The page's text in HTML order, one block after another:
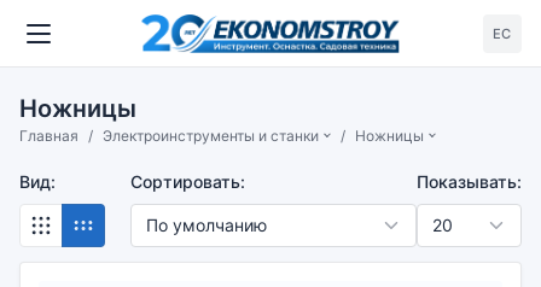
ЕС
Ножницы
Главная Электроинструменты и станки Ножницы
Вид: Сортировать: Показывать: